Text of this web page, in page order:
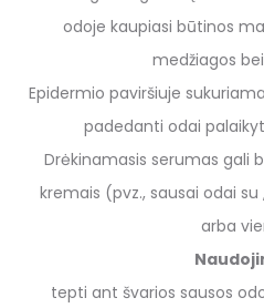
odoje kaupiasi būtinos
medžiagos
Epidermio paviršiuje
padedanti odai
Drėkinamasis serumas gali
kremais (pvz., sausai odai su
arba
tepti ant švarios sausos